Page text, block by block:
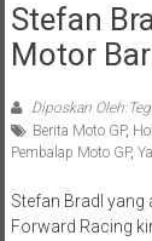
Stefan
Motor
Diposkan
Berita Moto GP,
Pembalap Moto GP,
Stefan Bradl
Forward Racing